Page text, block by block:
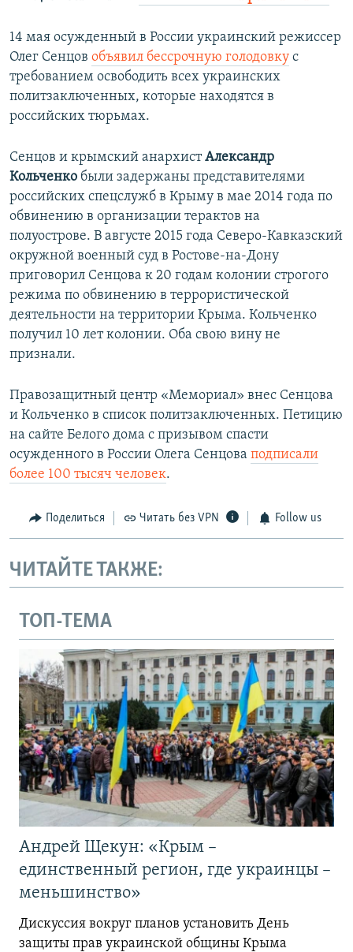
14 мая осужденный в России украинский режиссер
Олег Сенцов объявил бессрочную голодовку с
требованием освободить всех украинских
политзаключенных, которые находятся в
российских тюрьмах.
Сенцов и крымский анархистАлександр
Кольченко были задержаны представителями
российских спецслужб в Крыму в мае 2014 года по
обвинению в организации терактов на
полуострове. В августе 2015 года Северо-Кавказский
окружной военный суд в Ростове-на-Дону
приговорил Сенцова к 20 годам колонии строгого
режима по обвинению в террористической
деятельности на территории Крыма. Кольченко
получил 10 лет колонии. Оба свою вину не
признали.
Правозащитный центр «Мемориал» внес Сенцова
и Кольченко в список политзаключенных. Петицию
на сайте Белого дома с призывом спасти
осужденного в России Олега Сенцова подписали
более 100 тысяч человек.
Поделиться Читать без VPN Follow us
ЧИТАЙТЕ ТАКЖЕ:
ТОП-ТЕМА
Андрей Щекун: «Крым –
единственный регион, где украинцы –
меньшинство»
Дискуссия вокруг планов установить День
защиты прав украинской общины Крыма